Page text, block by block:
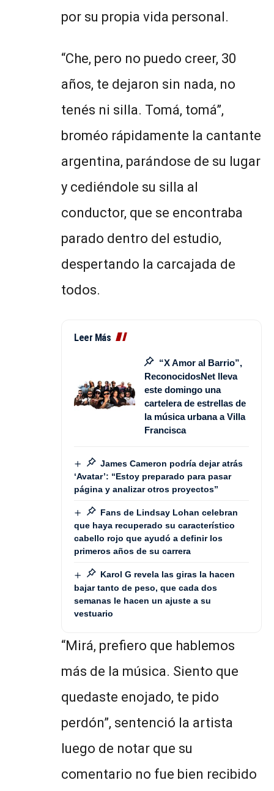
por su propia vida personal.
“Che, pero no puedo creer, 30
años, te dejaron sin nada, no
tenés ni silla. Tomá, tomá”,
broméo rápidamente la cantante
argentina, parándose de su lugar
y cediéndole su silla al
conductor, que se encontraba
parado dentro del estudio,
despertando la carcajada de
todos.
Leer Más
“X Amor al Barrio”,
ReconocidosNet lleva
este domingo una
cartelera de estrellas de
la música urbana a Villa
Francisca
James Cameron podría dejar atrás
‘Avatar’: “Estoy preparado para pasar
página y analizar otros proyectos”
Fans de Lindsay Lohan celebran
que haya recuperado su característico
cabello rojo que ayudó a definir los
primeros años de su carrera
Karol G revela las giras la hacen
bajar tanto de peso, que cada dos
semanas le hacen un ajuste a su
vestuario
“Mirá, prefiero que hablemos
más de la música. Siento que
quedaste enojado, te pido
perdón”, sentenció la artista
luego de notar que su
comentario no fue bien recibido